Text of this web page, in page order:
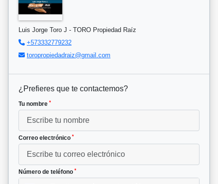
Luis Jorge Toro J - TORO Propiedad Raíz
+573332779232
toropropiedadraiz@gmail.com
¿Prefieres que te contactemos?
Tu nombre *
Correo electrónico *
Número de teléfono *